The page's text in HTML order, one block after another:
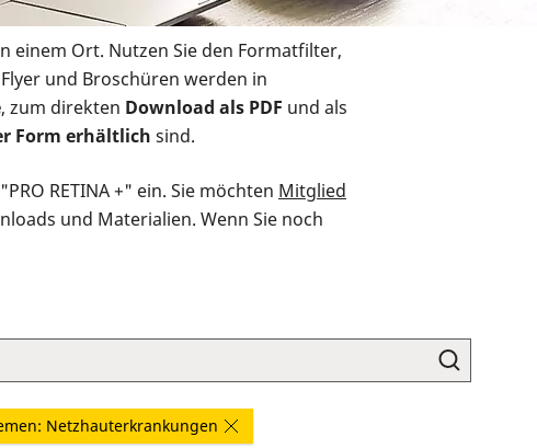
einem Ort. Nutzen Sie den Formatfilter,
und Broschüren werden in
, zum direkten Download als PDF und als
Form erhältlich sind.
RETINA +" ein. Sie möchten Mitglied
und Materialien. Wenn Sie noch
Netzhauterkrankungen